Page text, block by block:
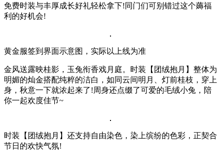
免费时装与丰厚成长好礼轻松拿下!同门们可别错过这个薅福
利的好机会!
黄金服签到界面示意图，实际以上线为准
金风送露映桂影，玉兔衔香戏月庭。时装【团绒抱月】整体为
明媚的灿金搭配纯粹的洁白，如同云间明月、灯前桂枝，穿上
身，秋意一下就浓起来了!周身还点缀了可爱的毛绒小兔，陪
你一起欢度佳节~
时装【团绒抱月】还支持自由染色，染上缤纷的色彩，正契合
节日的欢快气氛!